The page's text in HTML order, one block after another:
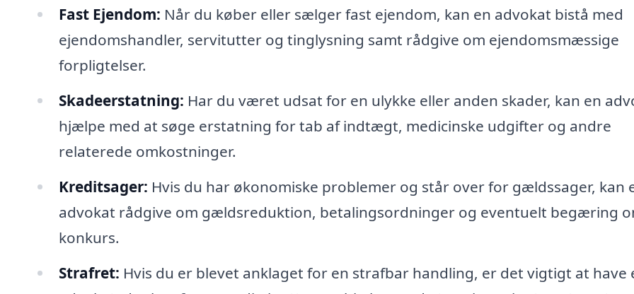
Fast Ejendom: Når du køber eller sælger fast ejendom, kan en advokat bistå med
ejendomshandler, servitutter og tinglysning samt rådgive om ejendomsmæssige
forpligtelser.
Skadeerstatning: Har du været udsat for en ulykke eller anden skader, kan en
hjælpe med at søge erstatning for tab af indtægt, medicinske udgifter og andre
relaterede omkostninger.
Kreditsager: Hvis du har økonomiske problemer og står over for gældssager, kan
advokat rådgive om gældsreduktion, betalingsordninger og eventuelt begæring
konkurs.
Strafret: Hvis du er blevet anklaget for en strafbar handling, er det vigtigt at have